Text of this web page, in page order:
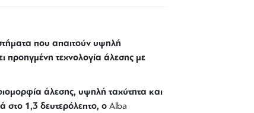
που απαιτούν υψηλή
προηγμένη τεχνολογία άλεσης με
άλεσης, υψηλή ταχύτητα και
στο 1,3 δευτερόλεπτο, ο Alba